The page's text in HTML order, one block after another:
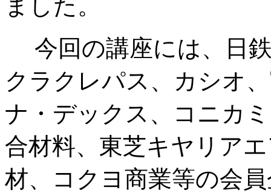
ました。
今回の講座には、日
クラクレパス、カシオ
ナ・デックス、コニカ
合材料、東芝キヤリア
材、コクヨ商業等の会